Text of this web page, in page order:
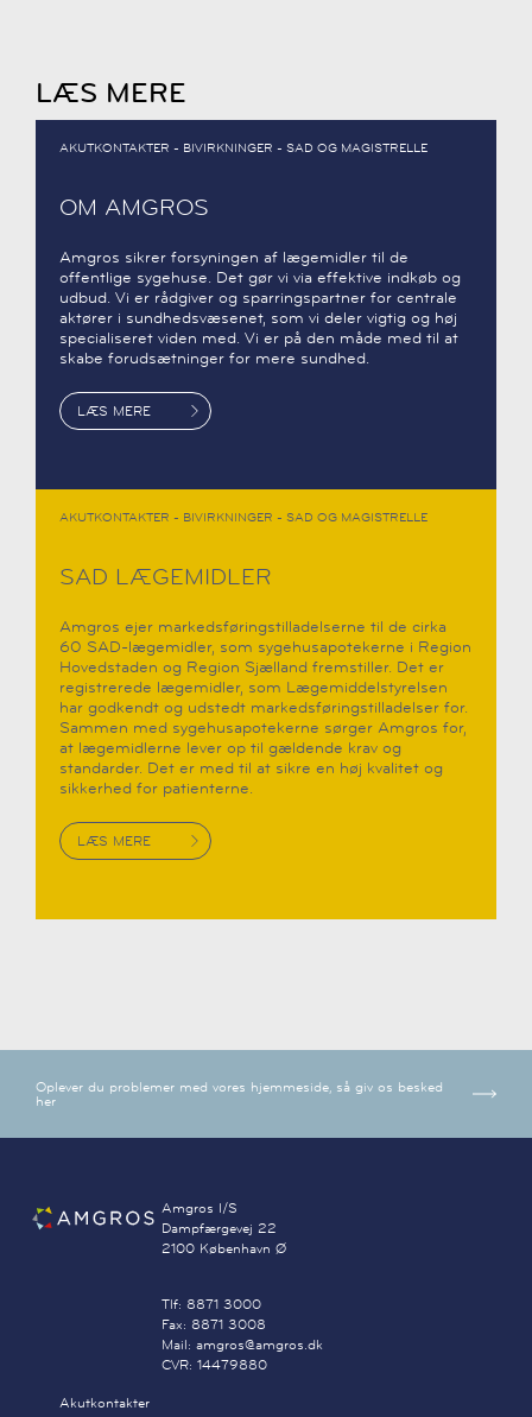
LÆS MERE
AKUTKONTAKTER - BIVIRKNINGER - SAD OG MAGISTRELLE
OM AMGROS
Amgros sikrer forsyningen af lægemidler til de
offentlige sygehuse. Det gør vi via effektive indkøb og
udbud. Vi er rådgiver og sparringspartner for centrale
aktører i sundhedsvæsenet, som vi deler vigtig og høj
specialiseret viden med. Vi er på den måde med til at
skabe forudsætninger for mere sundhed.
LÆS MERE
AKUTKONTAKTER - BIVIRKNINGER - SAD OG MAGISTRELLE
SAD LÆGEMIDLER
Amgros ejer markedsføringstilladelserne til de cirka
60 SAD-lægemidler, som sygehusapotekerne i Region
Hovedstaden og Region Sjælland fremstiller. Det er
registrerede lægemidler, som Lægemiddelstyrelsen
har godkendt og udstedt markedsføringstilladelser for.
Sammen med sygehusapotekerne sørger Amgros for,
at lægemidlerne lever op til gældende krav og
standarder. Det er med til at sikre en høj kvalitet og
sikkerhed for patienterne.
LÆS MERE
Oplever du problemer med vores hjemmeside, så giv os besked
her
Amgros I/S
Dampfærgevej 22
2100 København Ø
Tlf: 8871 3000
Fax: 8871 3008
Mail: amgros@amgros.dk
CVR: 14479880
Akutkontakter